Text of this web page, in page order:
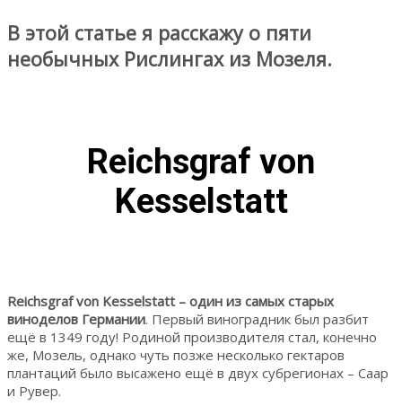
В этой статье я расскажу о пяти
необычных Рислингах из Мозеля.
Reichsgraf von
Kesselstatt
Reichsgraf von Kesselstatt – один из самых старых
виноделов Германии. Первый виноградник был разбит
ещё в 1349 году! Родиной производителя стал, конечно
же, Мозель, однако чуть позже несколько гектаров
плантаций было высажено ещё в двух субрегионах – Саар
и Рувер.